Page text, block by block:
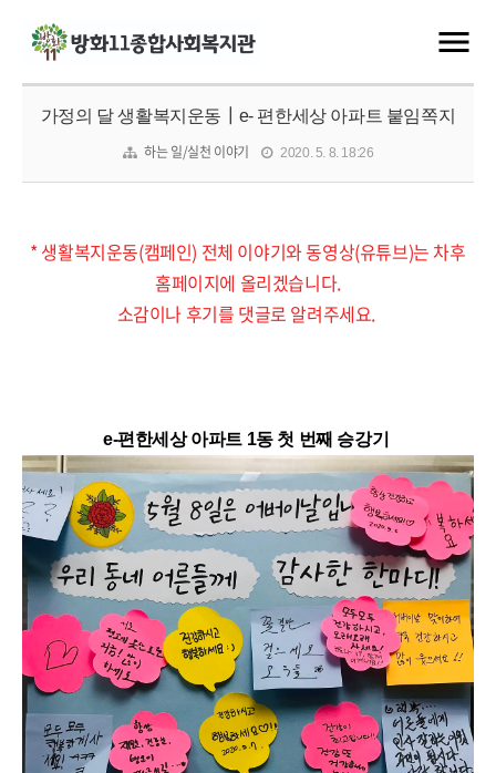
가정의 달 생활복지운동┃e- 편한세상 아파트 붙임쪽지
하는 일/실천 이야기 2020. 5. 8. 18:26
* 생활복지운동(캠페인) 전체 이야기와 동영상(유튜브)는 차후
홈페이지에 올리겠습니다.
소감이나 후기를 댓글로 알려주세요.
e-편한세상 아파트 1동 첫 번째 승강기